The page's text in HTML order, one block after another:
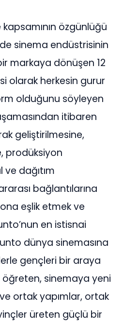
özgünlüğü
sinema endüstrisinin
markaya dönüşen 12
olarak herkesin gurur
olduğunu söyleyen
itibaren
geliştirilmesine,
prodüksiyon
dağıtım
bağlantılarına
eşlik etmek ve
en istisnai
dünya sinemasına
gençleri bir araya
sinemaya yeni
ortak yapımlar, ortak
üreten güçlü bir